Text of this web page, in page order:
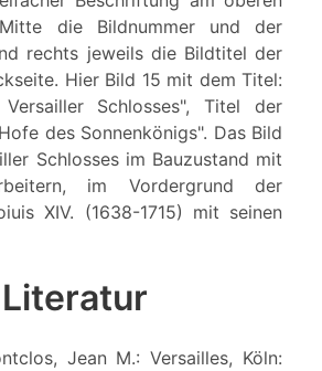
die Bildnummer und der
rechts jeweils die Bildtitel der
Hier Bild 15 mit dem Titel:
Schlosses", Titel der
des Sonnenkönigs". Das Bild
Schlosses im Bauzustand mit
im Vordergrund der
XIV. (1638-1715) mit seinen
Literatur
Jean M.: Versailles, Köln: